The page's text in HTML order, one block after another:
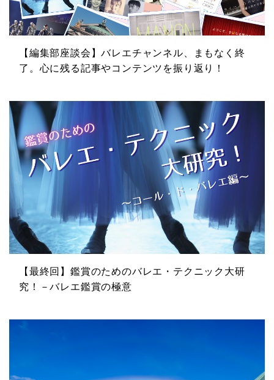
【編集部座談会】バレエチャンネル、まもなく終
了。心に残る記事やコンテンツを振り返り！
【最終回】鑑賞のためのバレエ・テクニック大研
究！－バレエ鑑賞の極意